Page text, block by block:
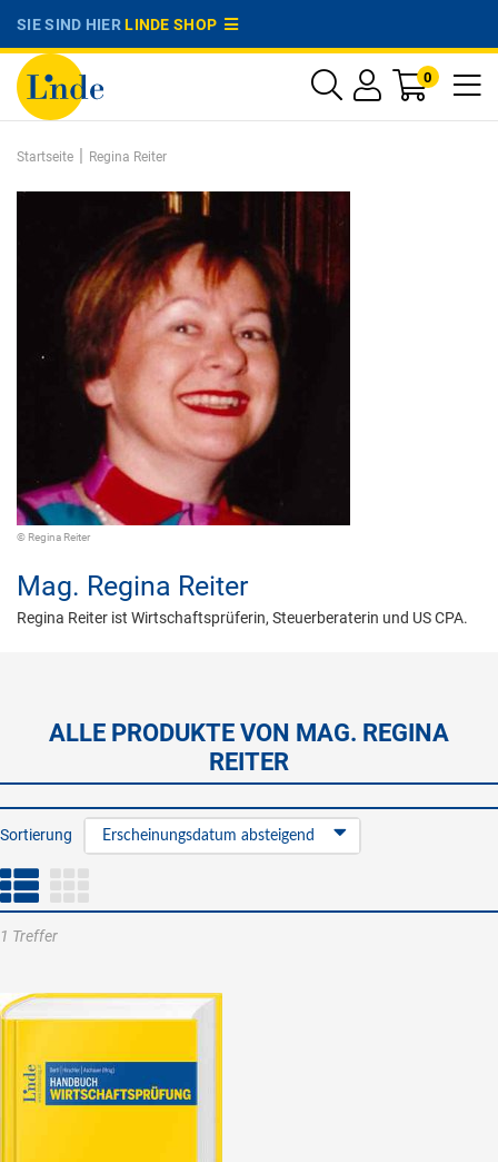
SIE SIND HIERLINDE SHOP
0
Startseite | Regina Reiter
© Regina Reiter
Mag. Regina Reiter
Regina Reiter ist Wirtschaftsprüferin, Steuerberaterin und US CPA.
ALLE PRODUKTE VON MAG. REGINA
REITER
Sortierung Erscheinungsdatum absteigend
1 Treffer